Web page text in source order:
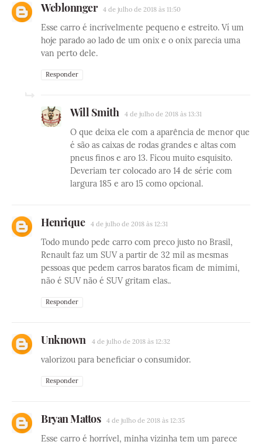
Weblonnger 4 de julho de 2018 às 11:50
Esse carro é incrivelmente pequeno e estreito. Ví um
hoje parado ao lado de um onix e o onix parecia uma
van perto dele.
Responder
Will Smith 4 de julho de 2018 às 13:31
O que deixa ele com a aparência de menor que
é são as caixas de rodas grandes e altas com
pneus finos e aro 13. Ficou muito esquisito.
Deveriam ter colocado aro 14 de série com
largura 185 e aro 15 como opcional.
Henrique 4 de julho de 2018 às 12:31
Todo mundo pede carro com preco justo no Brasil,
Renault faz um SUV a partir de 32 mil as mesmas
pessoas que pedem carros baratos ficam de mimimi,
não é SUV não é SUV gritam elas..
Responder
Unknown 4 de julho de 2018 às 12:32
valorizou para beneficiar o consumidor.
Responder
Bryan Mattos 4 de julho de 2018 às 12:35
Esse carro é horrível, minha vizinha tem um parece